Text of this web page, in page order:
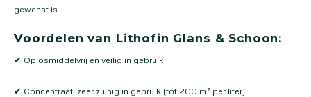
gewenst is.
Voordelen van Lithofin Glans & Schoon:
✔ Oplosmiddelvrij en veilig in gebruik
✔ Concentraat, zeer zuinig in gebruik (tot 200 m² per liter)